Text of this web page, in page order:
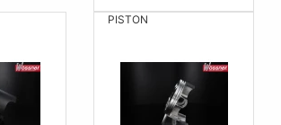
PISTON